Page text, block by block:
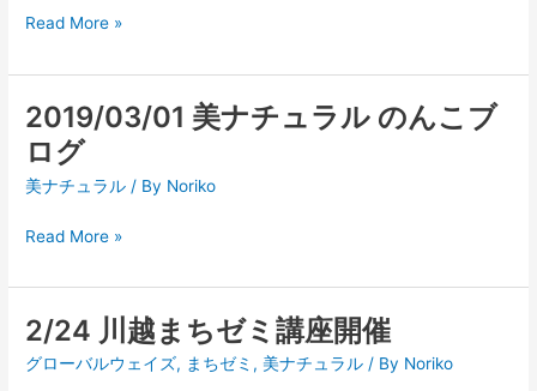
薄
な
ん
で
す
の
Read More »
2019/03/01 美ナチュラル のんこブ
ログ
美ナチュラル / By Noriko
2019/03/01
美
ナ
チ
ラ
ん
ブ
Read More »
2/24 川越まちゼミ講座開催
グローバルウェイズ, まちゼミ , 美ナチュラル / By Noriko
2/24
越